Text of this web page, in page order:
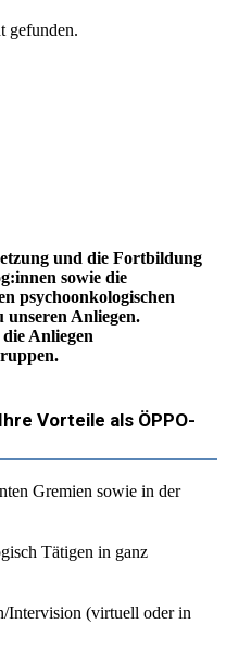
gefunden.
und die Fortbildung
sowie die
psychoonkologischen
unseren Anliegen.
Anliegen
Vorteile als ÖPPO-
Gremien sowie in der
Tätigen in ganz
Intervision (virtuell oder in